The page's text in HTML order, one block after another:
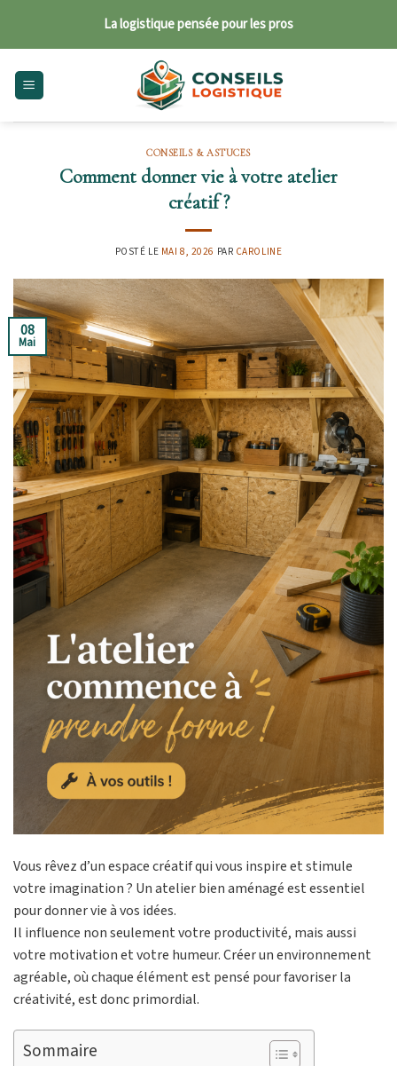
content
La logistique pensée pour les pros
CONSEILS & ASTUCES
Comment donner vie à votre atelier
créatif ?
POSTÉ LE MAI 8, 2026 PAR CAROLINE
08
Mai
Vous rêvez d’un espace créatif qui vous inspire et stimule
votre imagination ? Un atelier bien aménagé est essentiel
pour donner vie à vos idées.
Il influence non seulement votre productivité, mais aussi
votre motivation et votre humeur. Créer un environnement
agréable, où chaque élément est pensé pour favoriser la
créativité, est donc primordial.
Sommaire